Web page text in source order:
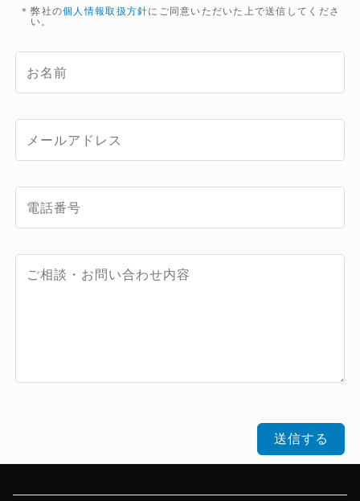
弊社の個人情報取扱方針にご同意いただいた上で送信してくださ
い。